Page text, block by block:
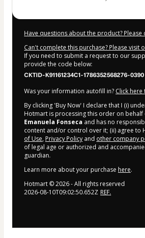
Have questions about the product? Please
Can't complete this purchase? Please visit
If you need to submit a request to our
provide the code below:
CKTID-K91161234C1-1786352568276-0390
Was your information autofill in? Click
By clicking 'Buy Now' I declare that I (i)
Hotmart is processing this order on behalf
Emanuela Fonseca and has no
content and/or control over it; (ii) agree to
of Use, Privacy Policy and other company
of legal age or authorized and
guardian.
Learn more about your purchase here.
Hotmart ©2026- All rights reserved
2026-08-10T09:02:50.652Z REF.